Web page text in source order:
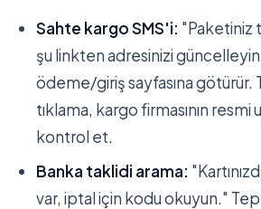
Sahte kargo SMS'i: "Paketiniz
şu linkten adresinizi
ödeme/giriş sayfasına götürür.
tıklama, kargo firmasının resmi
kontrol et.
Banka taklidi arama:
var, iptal için kodu okuyun."